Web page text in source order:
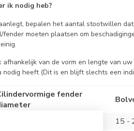
ik nodig heb?
bepalen het aantal stootwillen
moeten plaatsen om
van de vorm en lengte van
heeft (Dit is en blijft slechts een
fender
15 -